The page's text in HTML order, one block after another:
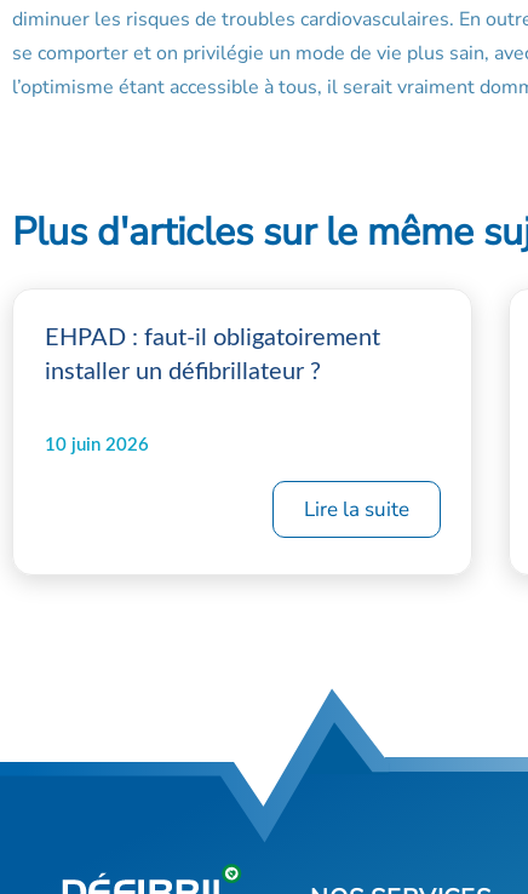
diminuer les risques de troubles cardiovasculaires. En
se comporter et on privilégie un mode de vie plus sain,
l’optimisme étant accessible à tous, il serait vraiment
Plus d'articles sur le même
EHPAD : faut-il obligatoirement
installer un défibrillateur ?
10 juin 2026
Lire la suite